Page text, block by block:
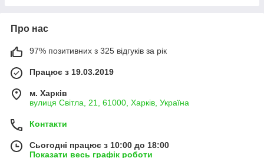
Про нас
97% позитивних з 325 відгуків за рік
Працює з 19.03.2019
м. Харків
вулиця Світла, 21, 61000, Харків, Україна
Контакти
Сьогодні працює з 10:00 до 18:00
Показати весь графік роботи